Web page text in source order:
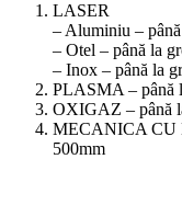
LASER
– Aluminiu –
– Otel – până la
– Inox – până la
PLASMA – până
OXIGAZ – până
MECANICA CU
500mm